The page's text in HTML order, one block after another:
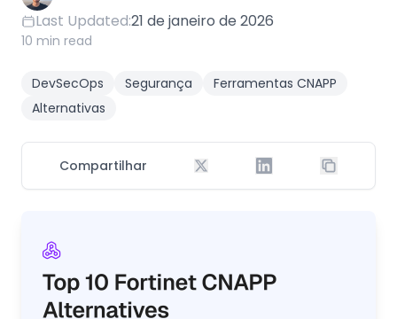
Last Updated:21 de janeiro de 2026
10 min read
DevSecOps Segurança
Ferramentas CNAPP
Alternativas
Compartilhar